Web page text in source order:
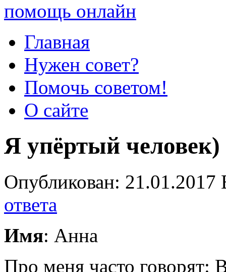
Главная
Нужен совет?
Помочь советом!
О сайте
Я упёртый человек)
Опубликован:
ответа
Имя: Анна
Про меня часто говорят: